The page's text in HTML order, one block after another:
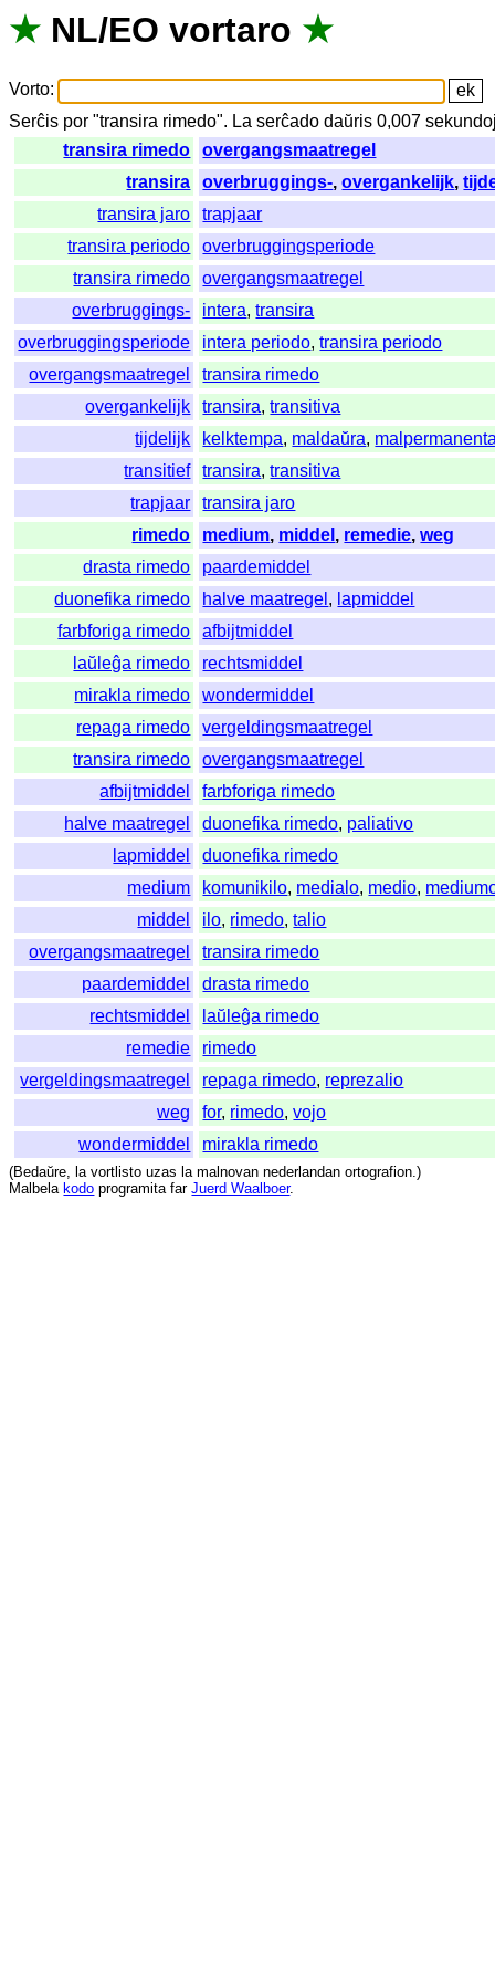
★ NL/EO vortaro ★
Vorto:
Serĉis por "transira rimedo". La serĉado daŭris 0,007
transira rimedo
overgangsmaatregel
transira
overbruggings-,overgankelijk,
transira jaro
trapjaar
transira periodo
overbruggingsperiode
transira rimedo
overgangsmaatregel
overbruggings-
intera,transira
overbruggingsperiode
intera periodo,transira periodo
overgangsmaatregel
transira rimedo
overgankelijk
transira,transitiva
tijdelijk
kelktempa, maldaŭra,
transitief
transira,transitiva
trapjaar
transira jaro
rimedo
medium, middel , remedie,weg
drasta rimedo
paardemiddel
duonefika rimedo
halve maatregel , lapmiddel
farbforiga rimedo
afbijtmiddel
laŭleĝa rimedo
rechtsmiddel
mirakla rimedo
wondermiddel
repaga rimedo
vergeldingsmaatregel
transira rimedo
overgangsmaatregel
afbijtmiddel
farbforiga rimedo
halve maatregel
duonefika rimedo, paliativo
lapmiddel
duonefika rimedo
medium
komunikilo, medialo, medio,
middel
ilo, rimedo,talio
overgangsmaatregel
transira rimedo
paardemiddel
drasta rimedo
rechtsmiddel
laŭleĝa rimedo
remedie
rimedo
vergeldingsmaatregel
repaga rimedo, reprezalio
weg
for, rimedo,vojo
wondermiddel
mirakla rimedo
(Bedaŭre, la vortlisto uzas la malnovan nederlandan ortografion.)
Malbela kodo programita far Juerd Waalboer.